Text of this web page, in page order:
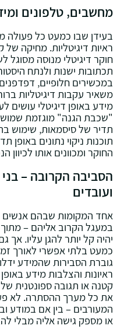
מחשבים‚ טלפונים
בעידן שבו כמעט כל פעולה
ראיות דיגיטליות. מחיקה
חוקר דיגיטלי מנוסה
תכתובות ישנות ולנתח
במכשירים חלופיים‚
משאיר עקבות דיגיטליות
מידע באופן דיגיטלי עושים
"שכבת הגנה" מוגזמת
תדיר של סיסמאות‚ שימוש
תוכנות ניקוי נתונים באופן
החוקר ומכוונים אותו לכיוון
הסביבה הקרובה –
ועובדים
אחד המקומות שבהם אנשים
במעגל הקרוב אליהם –
יהיה קל יותר להגן עליו. אך
כמעט בלתי אפשרי לאורך
גוברת הסבירות שהמידע
ראיונות והצלבות מידע
קטנה או תגובה ספונטנית
את כל מערך ההסתרה. לא
המעורבים – בין אם במודע
או מספק גישה אליה מבלי